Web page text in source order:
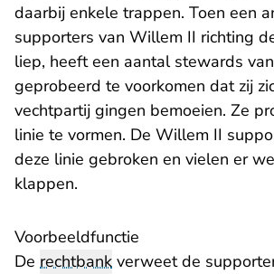
daarbij enkele trappen. Toen een
supporters van Willem II richting
liep, heeft een aantal stewards
geprobeerd te voorkomen dat zij
vechtpartij gingen bemoeien. Ze
linie te vormen. De Willem II
deze linie gebroken en vielen er
klappen.
Voorbeeldfunctie
De rechtbank verweet de